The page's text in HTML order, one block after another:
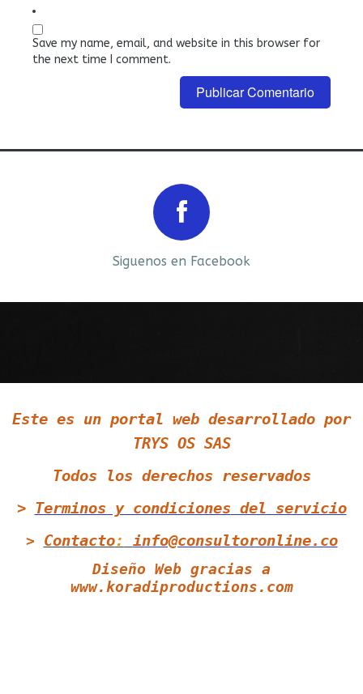
Save my name, email, and website in this browser for
the next time I comment.
Siguenos en Facebook
Este es un portal web desarrollado por
TRYS OS SAS
Todos los derechos reservados
> Terminos y condiciones del servicio
> Contacto: info@consultoronline.co
Diseño Web gracias a
www.koradiproductions.com